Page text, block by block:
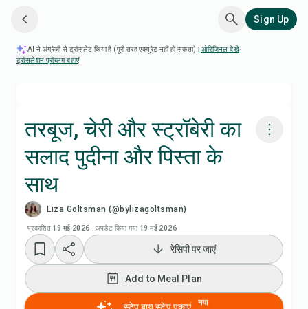
Sign Up
AI ने अंग्रेज़ी से ट्रांसलेट किया है (पूरी तरह एक्यूरेट नहीं हो सकता)। ओरिजिनल देखें·
ट्रांसलेशन प्रॉब्लम बताएं
तरबूज, चेरी और स्ट्रॉबेरी का
सलाद पुदीना और पिस्ता के
साथ
Liza Goltsman (@bylizagoltsman)
प्रकाशित 19 मई 2026 · अपडेट किया गया 19 मई 2026
Chefadora AI से पकाएं
Add to Meal Plan
Add to Shopping List
रेसिपी पर जाएं
Add to Meal Plan
नया